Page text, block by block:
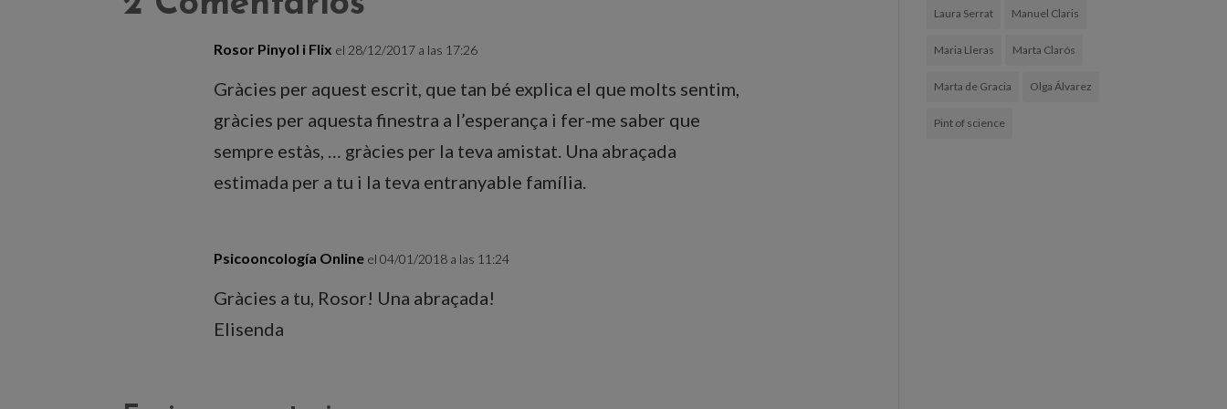
Rosor Pinyol i Flix el 28/12/2017 a las 17:26
Gràcies per aquest escrit, que tan bé explica el que molts sentim,
gràcies per aquesta finestra a l’esperança i fer-me saber que
sempre estàs, … gràcies per la teva amistat. Una abraçada
estimada per a tu i la teva entranyable família.
Psicooncología Online el 04/01/2018 a las 11:24
Gràcies a tu, Rosor! Una abraçada!
Elisenda
Laura Serrat Manuel Claris
Maria Lleras Marta Clarós
Marta de Gracia Olga Álvarez
Pint of science